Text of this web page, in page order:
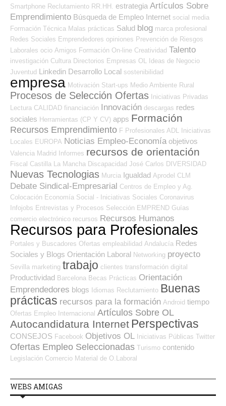
Smartphone Reclutamiento RR.HH. estrategia Artículos Sobre
Emprendimiento Búsqueda de Empleo Internet social media
Formación Técnica Malas prácticas Salud blog marca profesional
Redes Sociales Emprendedores opiniones Prevención de Riesgos
Laborales ocio Amigos Formación On-line Creatividad Talento
investigación Cultura Directorios Empresas OL
Ideas de Negocio
Juventud Linkedin Desarrollo Local sostenibilidad
empresa Motivación Start-ups Medio Ambiente Rural
Procesos de Selección Ofertas Iniciativas Privadas
Lectura CALIDAD financiación Innovación descargas redes
sociales Herramientas (CP Y CV) apps Formación
Recursos Emprendimiento F Profesionales ADL
Iniciativas
Locales EUROPA Noticias Empleo-Economía objetivos
Valencia Madrid Informes recursos de orientación
Fiscal Castilla La Mancha Discapacidad José Carlos DIVERSIDAD
Nuevas Tecnologias Murcia Igualdad Aprodel CLM
Debate Sindical-Empresarial Centros de Empleo y Ag.
Colocación Economía Social - Iniciativas Sociales Coronavirus
Infojobs Entrevistas y Procesos Selección EMPREND Guías
comercio electrónico recursos Recursos Humanos
Recursos para Profesionales
Portales y Buscadores Ofertas empleabilidad Andalucía Redes
Sociales y Blogs Orientación Laboral Networking proyecto
Sevilla marketing trabajo clientes transformación digital
Productividad Barcelona Becas Prácticas Orientación
Emprendedores blogs Idiomas Reclutamiento Buenas
prácticas recursos para la formación Android tiempo
Ofertas Empleo Internacional Artículos Sobre OL
Autocandidatura Internet Perspectivas
CONSEJOS Facebook Objetivos OL Iniciativas Públicas Twitter
Ofertas Empleo Seleccionadas Turismo contenido
Legislación Comercio Material de O.Laboral
WEBS AMIGAS